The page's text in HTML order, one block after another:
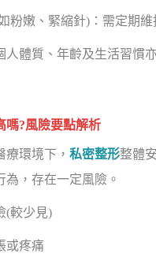
粉嫩、緊縮針)：需定期維
人體質、年齡及生活習慣
嗎?風險要點解析
療環境下，私密整形整體
為，存在一定風險。
(較少見)
或疼痛